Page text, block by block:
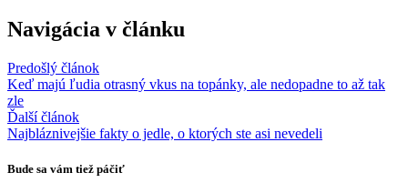
Navigácia v článku
Predošlý článok
Keď majú ľudia otrasný vkus na topánky, ale nedopadne to až tak
zle
Ďalší článok
Najbláznivejšie fakty o jedle, o ktorých ste asi nevedeli
Bude sa vám tiež páčiť